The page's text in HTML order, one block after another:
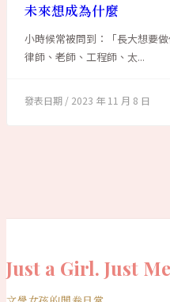
未來想成為什麼
小時候常被問到：「長大想要
律師、老師、工程師、太...
2023 年 11 月 8 日
Just a Girl. Just